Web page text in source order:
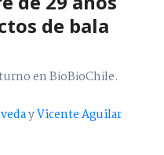
de bala
en BioBioChile.
yVicente Aguilar